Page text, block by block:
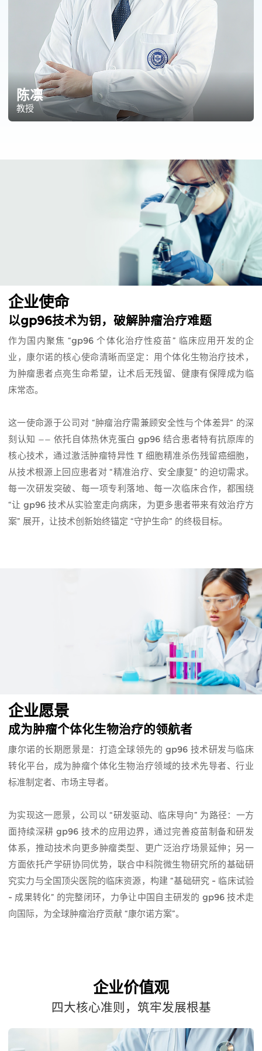
高之宪
教授
企业使命
以gp96技术为钥，破解肿瘤治疗难题
作为国内聚焦 “gp96 个体化治疗性疫苗” 临床应用开发的企
业，康尔诺的核心使命清晰而坚定：用个体化生物治疗技术，
为肿瘤患者点亮生命希望，让术后无残留、健康有保障成为临
床常态。
这一使命源于公司对 “肿瘤治疗需兼顾安全性与个体差异” 的深
刻认知 —— 依托自体热休克蛋白 gp96 结合患者特有抗原库的
核心技术，通过激活肿瘤特异性 T 细胞精准杀伤残留癌细胞，
从技术根源上回应患者对 “精准治疗、安全康复” 的迫切需求。
每一次研发突破、每一项专利落地、每一次临床合作，都围绕
“让 gp96 技术从实验室走向病床，为更多患者带来有效治疗方
案” 展开，让技术创新始终锚定 “守护生命” 的终极目标。
企业愿景
成为肿瘤个体化生物治疗的领航者
康尔诺的长期愿景是：打造全球领先的 gp96 技术研发与临床
转化平台，成为肿瘤个体化生物治疗领域的技术先导者、行业
标准制定者、市场主导者。
为实现这一愿景，公司以 “研发驱动、临床导向” 为路径：一方
面持续深耕 gp96 技术的应用边界，通过完善疫苗制备和研发
体系，推动技术向更多肿瘤类型、更广泛治疗场景延伸；另一
方面依托产学研协同优势，联合中科院微生物研究所的基础研
究实力与全国顶尖医院的临床资源，构建 “基础研究 - 临床试验
- 成果转化” 的完整闭环，力争让中国自主研发的 gp96 技术走
向国际，为全球肿瘤治疗贡献 “康尔诺方案”。
企业价值观
四大核心准则，筑牢发展根基